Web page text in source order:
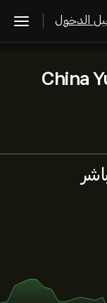
الدخول
China